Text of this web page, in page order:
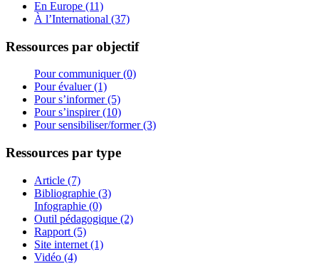
En Europe (11)
À l’International (37)
Ressources par objectif
Pour communiquer (0)
Pour évaluer (1)
Pour s’informer (5)
Pour s’inspirer (10)
Pour sensibiliser/former (3)
Ressources par type
Article (7)
Bibliographie (3)
Infographie (0)
Outil pédagogique (2)
Rapport (5)
Site internet (1)
Vidéo (4)